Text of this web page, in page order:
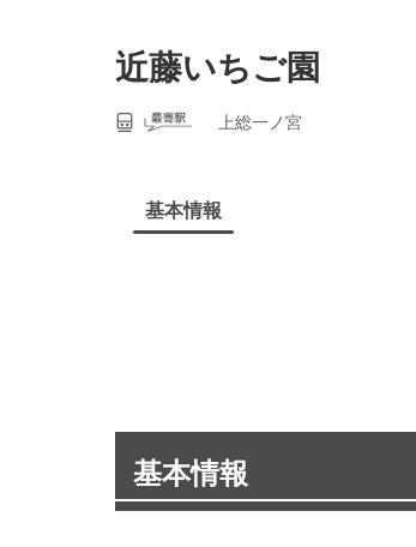
近藤いちご園
上総一ノ宮
基本情報
基本情報